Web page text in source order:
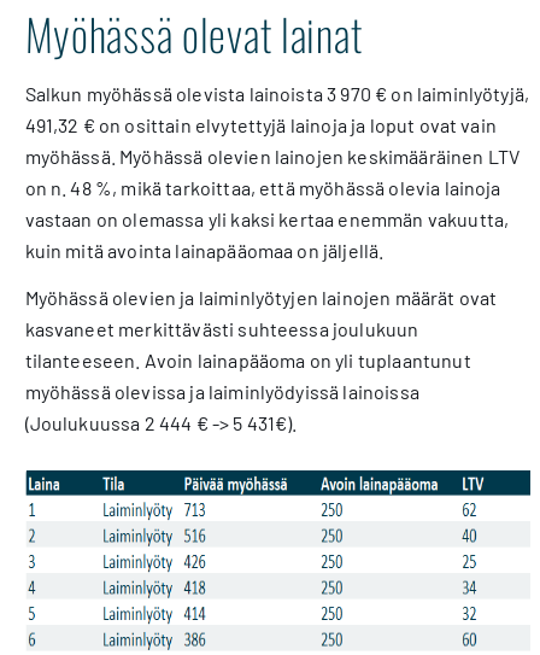
Myöhässä olevat lainat
Salkun myöhässä olevista lainoista 3 970 € on laiminlyötyjä,
491,32 € on osittain elvytettyjä lainoja ja loput ovat vain
myöhässä. Myöhässä olevien lainojen keskimääräinen LTV
on n. 48 %, mikä tarkoittaa, että myöhässä olevia lainoja
vastaan on olemassa yli kaksi kertaa enemmän vakuutta,
kuin mitä avointa lainapääomaa on jäljellä.
Myöhässä olevien ja laiminlyötyjen lainojen määrät ovat
kasvaneet merkittävästi suhteessa joulukuun
tilanteeseen. Avoin lainapääoma on yli tuplaantunut
myöhässä olevissa ja laiminlyödyissä lainoissa
(Joulukuussa 2 444 € -> 5 431€).